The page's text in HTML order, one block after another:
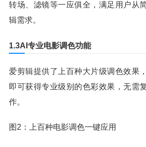
转场、滤镜等一应俱全，满足用户从
辑需求。
1.3AI专业电影调色功能
爱剪辑提供了上百种大片级调色效果
即可获得专业级别的色彩效果，无需
作。
图2：上百种电影调色一键应用